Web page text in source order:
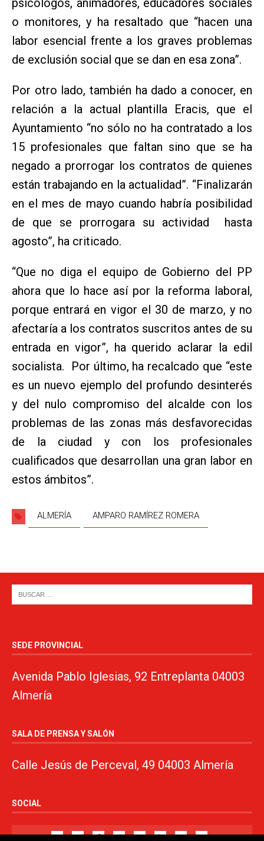
o monitores, y ha resaltado que “hacen una
labor esencial frente a los graves problemas
de exclusión social que se dan en esa zona”.
Por otro lado, también ha dado a conocer, en
relación a la actual plantilla Eracis, que el
Ayuntamiento “no sólo no ha contratado a los
15 profesionales que faltan sino que se ha
negado a prorrogar los contratos de quienes
están trabajando en la actualidad”. “Finalizarán
en el mes de mayo cuando habría posibilidad
de que se prorrogara su actividad hasta
agosto”, ha criticado.
“Que no diga el equipo de Gobierno del PP
ahora que lo hace así por la reforma laboral,
porque entrará en vigor el 30 de marzo, y no
afectaría a los contratos suscritos antes de su
entrada en vigor”, ha querido aclarar la edil
socialista. Por último, ha recalcado que “este
es un nuevo ejemplo del profundo desinterés
y del nulo compromiso del alcalde con los
problemas de las zonas más desfavorecidas
de la ciudad y con los profesionales
cualificados que desarrollan una gran labor en
estos ámbitos”.
ALMERÍA AMPARO RAMÍREZ ROMERA
SEDE PROVINCIAL
Avenida Pablo Iglesias, 92 Entreplanta 04003
Almería
SALA DE PRENSA Y SALÓN
Calle Jesús de Perceval, 49 04003 Almería
SOCIAL